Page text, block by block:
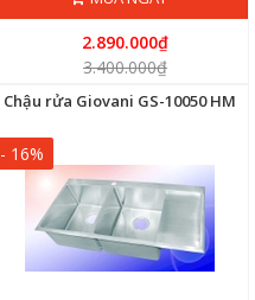
2.890.000₫
3.400.000₫
Chậu rửa Giovani GS-10050 HM
- 16%